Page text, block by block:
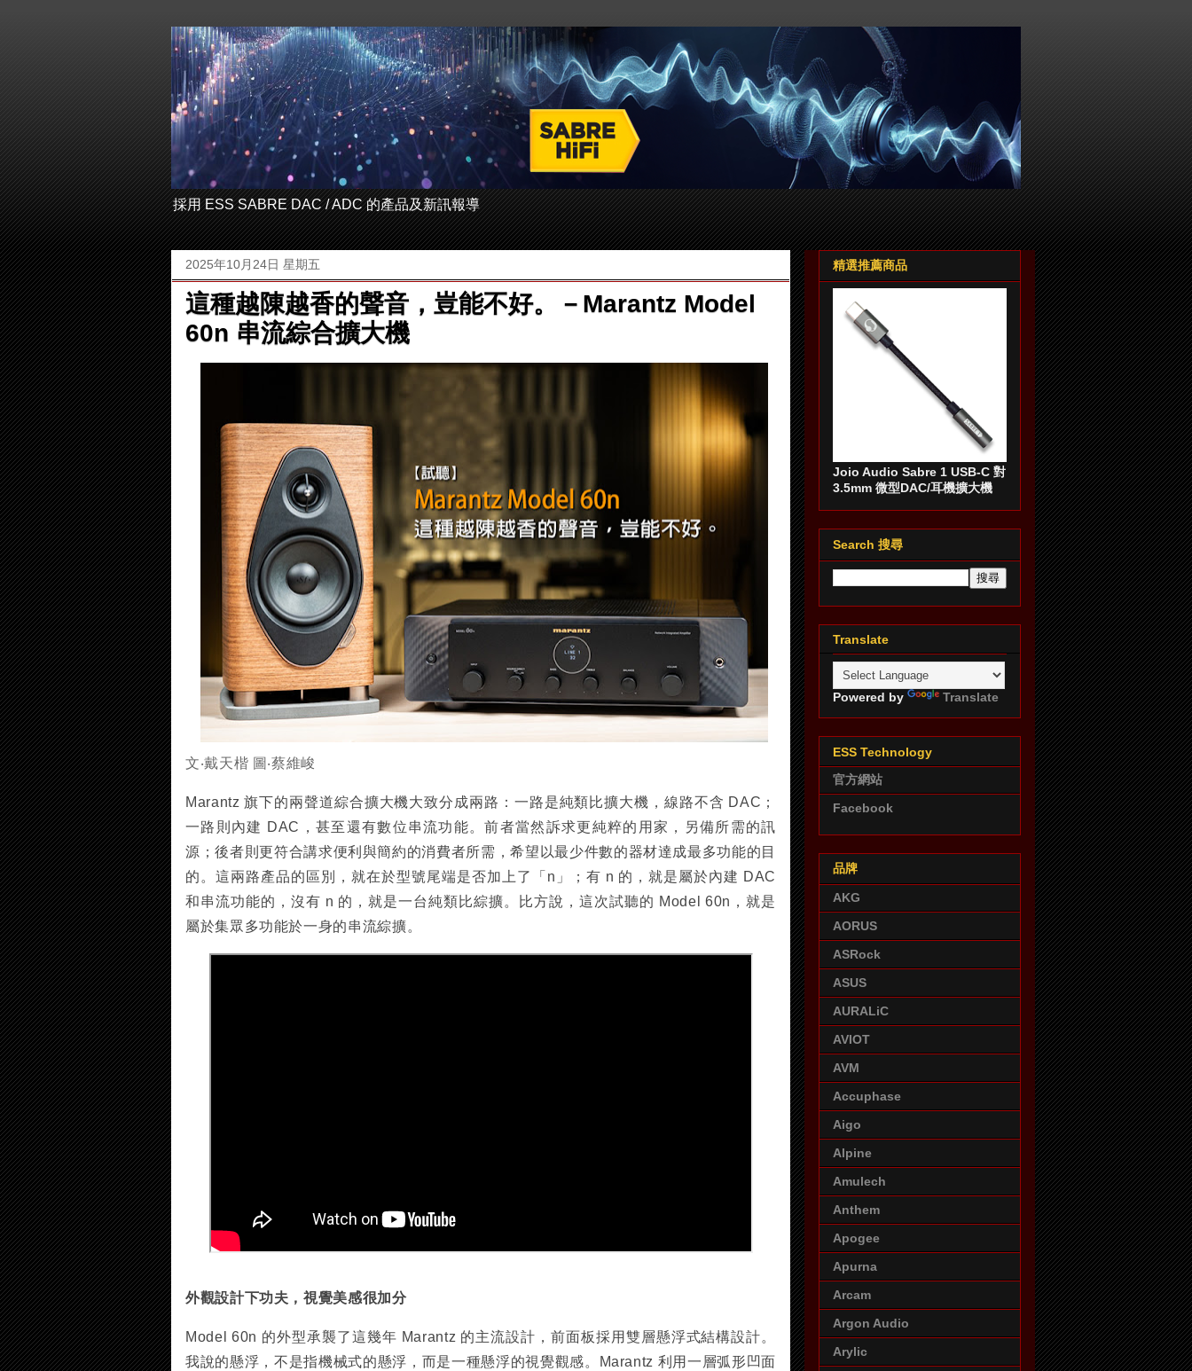
採用 ESS SABRE DAC / ADC 的產品及新訊報導
2025年10月24日 星期五
這種越陳越香的聲音，豈能不好。－Marantz Model
60n 串流綜合擴大機
文‧戴天楷 圖‧蔡維峻
Marantz 旗下的兩聲道綜合擴大機大致分成兩路：一路是純類比擴大機，線路不含 DAC；
一路則內建 DAC，甚至還有數位串流功能。前者當然訴求更純粹的用家，另備所需的訊
源；後者則更符合講求便利與簡約的消費者所需，希望以最少件數的器材達成最多功能的目
的。這兩路產品的區別，就在於型號尾端是否加上了「n」；有 n 的，就是屬於內建 DAC
和串流功能的，沒有 n 的，就是一台純類比綜擴。比方說，這次試聽的 Model 60n，就是
屬於集眾多功能於一身的串流綜擴。
外觀設計下功夫，視覺美感很加分
Model 60n 的外型承襲了這幾年 Marantz 的主流設計，前面板採用雙層懸浮式結構設計。
我說的懸浮，不是指機械式的懸浮，而是一種懸浮的視覺觀感。Marantz 利用一層弧形凹面
精選推薦商品
Joio Audio Sabre 1 USB-C 對
3.5mm 微型DAC/耳機擴大機
Search 搜尋
Translate
Powered by Translate
ESS Technology
官方網站
Facebook
品牌
AKG
AORUS
ASRock
ASUS
AURALiC
AVIOT
AVM
Accuphase
Aigo
Alpine
Amulech
Anthem
Apogee
Apurna
Arcam
Argon Audio
Arylic